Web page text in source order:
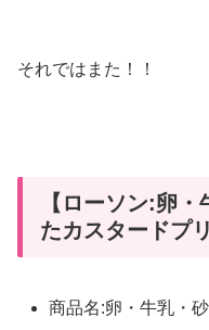
それではまた！！
【ローソン:卵
たカスタードプ
商品名:卵・牛乳・